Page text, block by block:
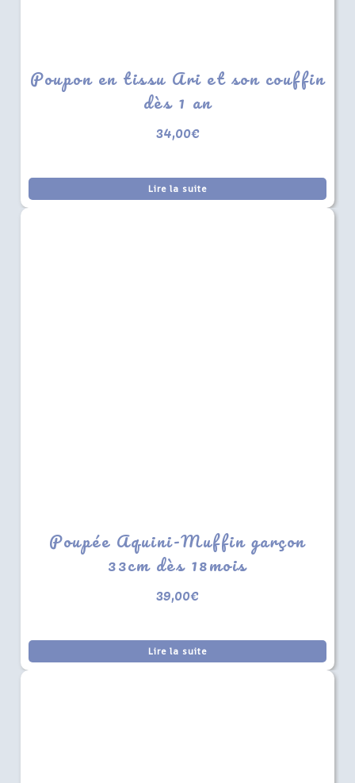
Poupon en tissu Ari et son couffin
dès 1 an
34,00€
Lire la suite
Poupée Aquini-Muffin garçon
33cm dès 18mois
39,00€
Lire la suite